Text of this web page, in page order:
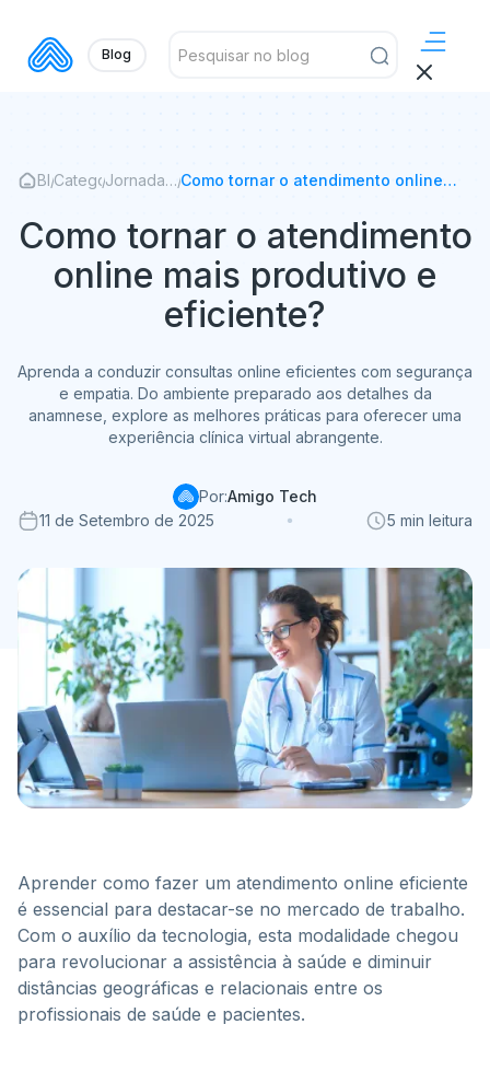
Blog
Blog
/Categorias
/Jornada
/Como tornar o atendimento online
Como tornar o atendimento
online mais produtivo e
eficiente?
Aprenda a conduzir consultas online eficientes com segurança
e empatia. Do ambiente preparado aos detalhes da
anamnese, explore as melhores práticas para oferecer uma
experiência clínica virtual abrangente.
Por:Amigo Tech
11 de Setembro de 2025
5 min leitura
Aprender como fazer um atendimento online eficiente
é essencial para destacar-se no mercado de trabalho.
Com o auxílio da tecnologia, esta modalidade chegou
para revolucionar a assistência à saúde e diminuir
distâncias geográficas e relacionais entre os
profissionais de saúde e pacientes.